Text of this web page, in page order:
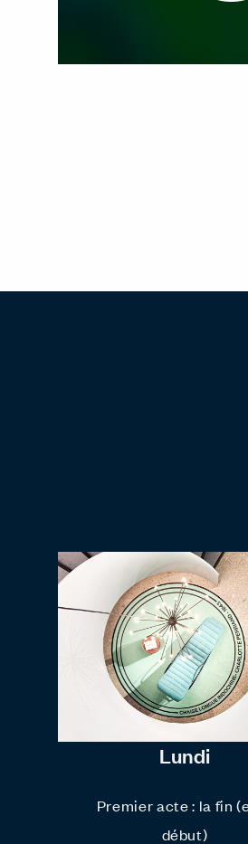
Lundi
Premier acte : la fin
début)